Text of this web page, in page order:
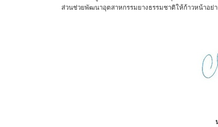
ส่วนช่วยพัฒนาอุตสาหกรรมยางธรรมชาติให้ก้าวหน้าอย่